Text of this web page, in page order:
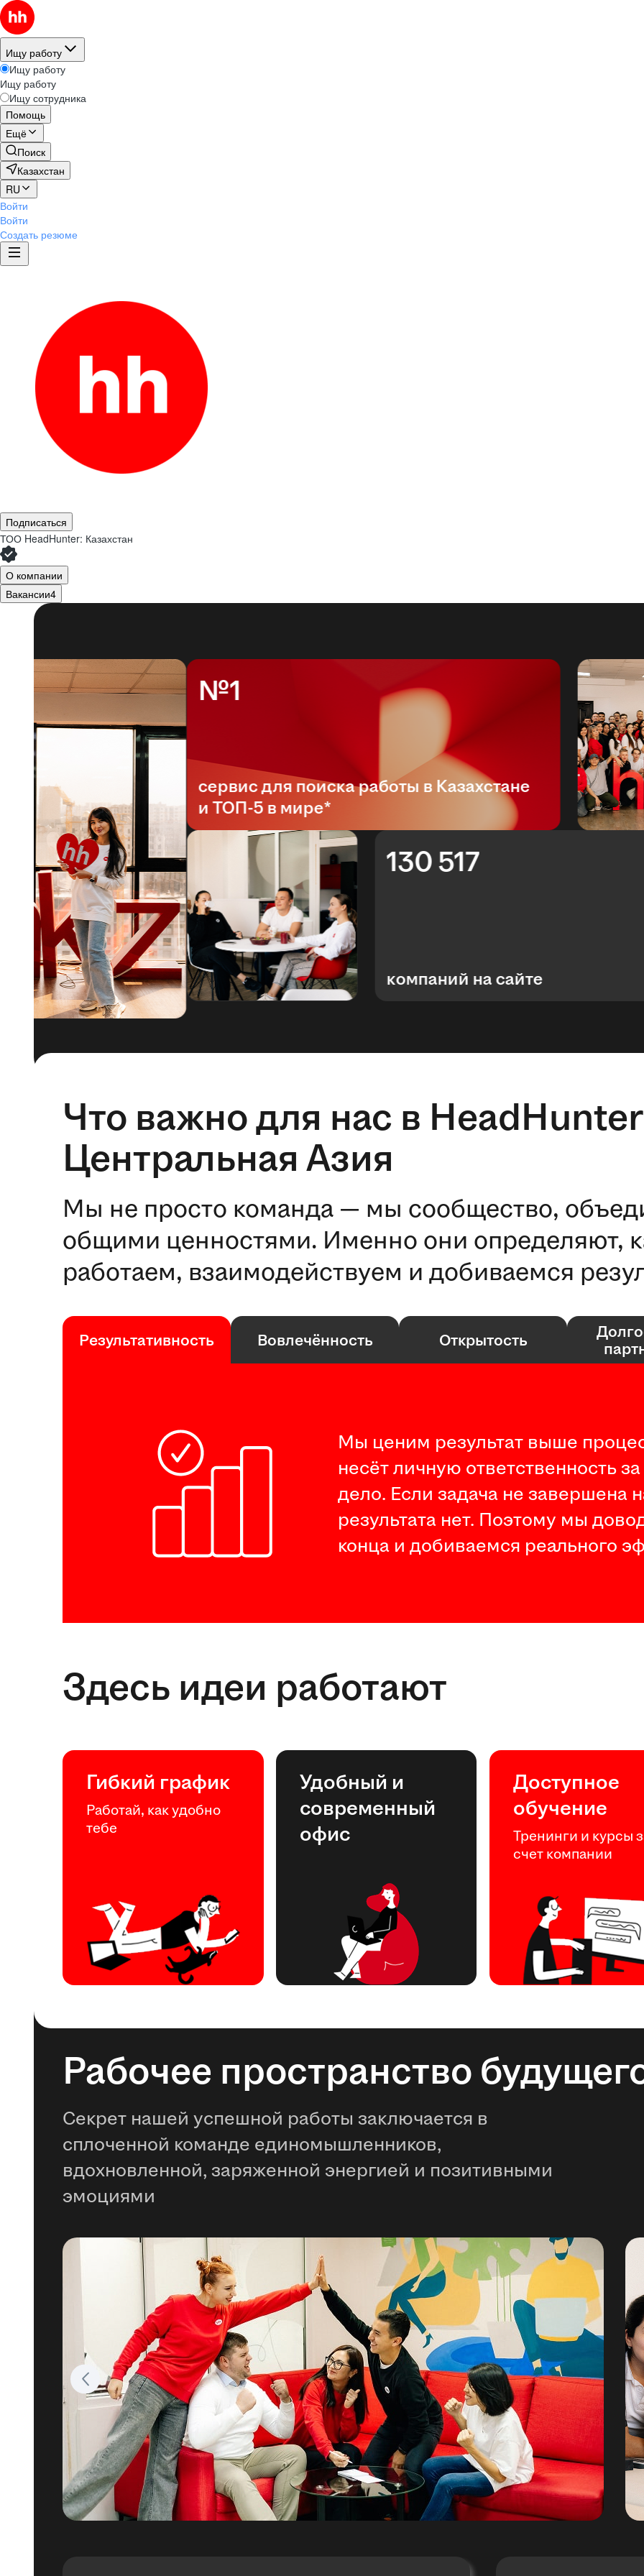
Ищу работу
Ищу работу
Ищу работу
Ищу сотрудника
Помощь
Ещё
Поиск
Казахстан
RU
Войти
Войти
Создать резюме
Подписаться
ТОО HeadHunter: Казахстан
О компании
Вакансии4
№1
сервис для поиска работы в Казахстане
и ТОП-5 в мире*
130 517
компаний на сайте
Что важно для нас в HeadHunter
Центральная Азия
Мы не просто команда — мы сообщество,
общими ценностями. Именно они определяют,
работаем, взаимодействуем и добиваемся
Результативность Вовлечённость Открытость
Мы ценим результат выше
несёт личную ответственность
дело. Если задача не завершена
результата нет. Поэтому мы
конца и добиваемся реального
Здесь идеи работают
Гибкий график
Работай, как удобно
тебе
Удобный и
современный
офис
Доступное
обучение
Тренинги и курсы
счет компании
Рабочее пространство
Секрет нашей успешной работы заключается в
сплоченной команде единомышленников,
вдохновленной, заряженной энергией и позитивными
эмоциями